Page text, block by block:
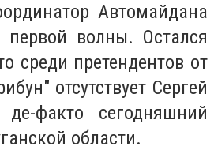
Автомайдана
волны. Остался
среди претендентов от
отсутствует Сергей
факто сегодняшний
области.